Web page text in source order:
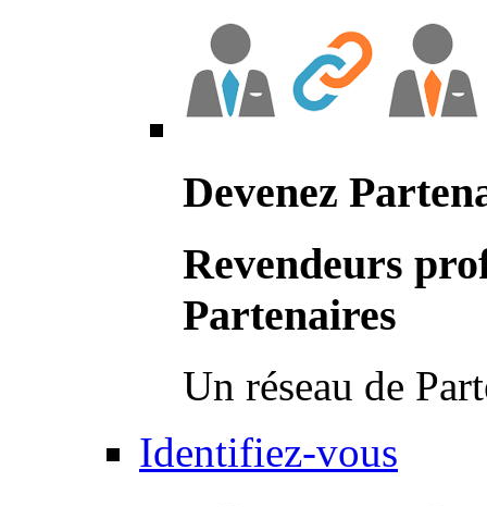
Devenez
Revendeurs
Partenaires
Un réseau de
Identifiez-vous